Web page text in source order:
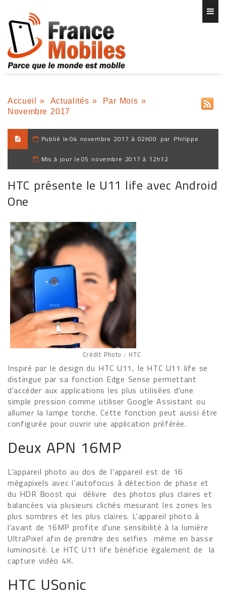
Accueil » Actualités » Par Mois »
Novembre 2017
Publié le 04 novembre 2017 à 02h00 par Philippe
Mis à jour le 05 novembre 2017 à 12h12
HTC présente le U11 life avec Android
One
Crédit Photo : HTC
Inspiré par le design du HTC U11, le HTC U11 life se
distingue par sa fonction Edge Sense permettant
d'accéder aux applications les plus utilisées d'une
simple pression comme utiliser Google Assistant ou
allumer la lampe torche. Cette fonction peut aussi être
configurée pour ouvrir une application préférée.
Deux APN 16MP
L'appareil photo au dos de l'appareil est de 16
mégapixels avec l'autofocus à détection de phase et
du HDR Boost qui délivre des photos plus claires et
balancées via plusieurs clichés mesurant les zones les
plus sombres et les plus claires. L'appareil photo à
l'avant de 16MP profite d'une sensibilité à la lumière
UltraPixel afin de prendre des selfies même en basse
luminosité. Le HTC U11 life bénéficie également de la
capture vidéo 4K.
HTC USonic